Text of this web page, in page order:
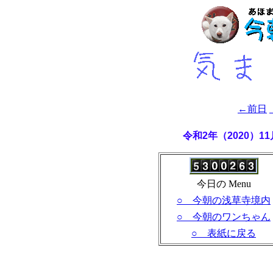
←前日
令和2年（2020）
今日の Menu
○ 今朝の浅草寺境内
○ 今朝のワンちゃん
○ 表紙に戻る